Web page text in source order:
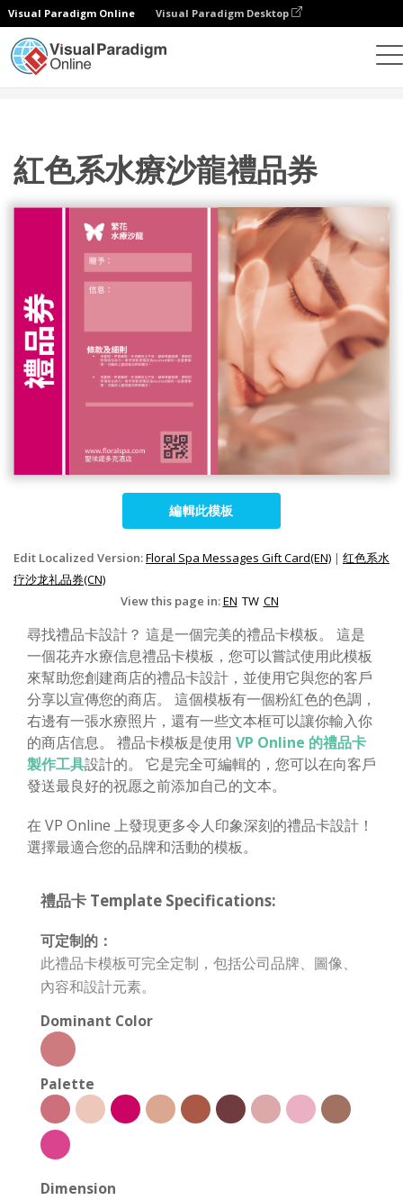
Visual Paradigm Online Visual Paradigm Desktop
紅色系水療沙龍禮品券
編輯此模板
Edit Localized Version:Floral Spa Messages Gift Card(EN) | 红色系水
疗沙龙礼品券(CN)
View this page in:EN TW CN
尋找禮品卡設計？ 這是一個完美的禮品卡模板。 這是
一個花卉水療信息禮品卡模板，您可以嘗試使用此模板
來幫助您創建商店的禮品卡設計，並使用它與您的客戶
分享以宣傳您的商店。 這個模板有一個粉紅色的色調，
右邊有一張水療照片，還有一些文本框可以讓你輸入你
的商店信息。 禮品卡模板是使用 VP Online 的禮品卡
製作工具設計的。 它是完全可編輯的，您可以在向客戶
發送最良好的祝愿之前添加自己的文本。
在 VP Online 上發現更多令人印象深刻的禮品卡設計！
選擇最適合您的品牌和活動的模板。
禮品卡 Template Specifications:
可定制的：
此禮品卡模板可完全定制，包括公司品牌、圖像、
內容和設計元素。
Dominant Color
Palette
Dimension